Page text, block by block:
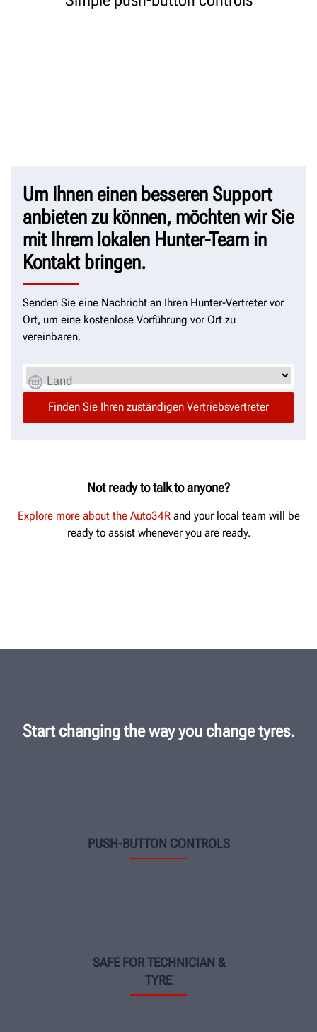
Um Ihnen einen besseren Support
anbieten zu können, möchten wir Sie
mit Ihrem lokalen Hunter-Team in
Kontakt bringen.
Senden Sie eine Nachricht an Ihren Hunter-Vertreter vor
Ort, um eine kostenlose Vorführung vor Ort zu
vereinbaren.
Land
Not ready to talk to anyone?
Explore more about the Auto34Rand your local team will be
ready to assist whenever you are ready.
Start changing the way you change tyres.
PUSH-BUTTON CONTROLS
SAFE FOR TECHNICIAN &
TYRE